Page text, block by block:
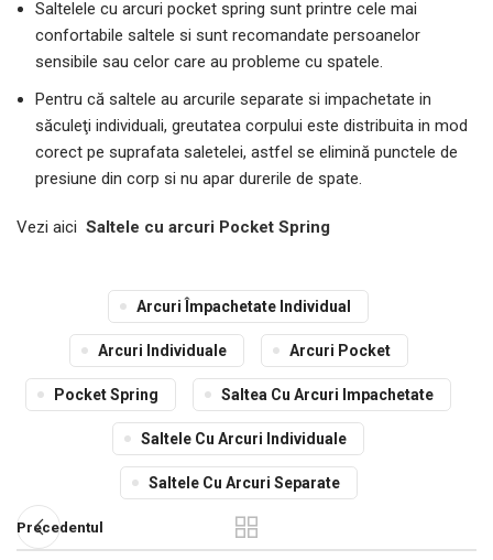
Saltelele cu arcuri pocket spring sunt printre cele mai
confortabile saltele si sunt recomandate persoanelor
sensibile sau celor care au probleme cu spatele.
Pentru că saltele au arcurile separate si impachetate in
săculeţi individuali, greutatea corpului este distribuita in mod
corect pe suprafata saletelei, astfel se elimină punctele de
presiune din corp si nu apar durerile de spate.
Vezi aici Saltele cu arcuri Pocket Spring
Arcuri Împachetate Individual
Arcuri Individuale Arcuri Pocket
Pocket Spring Saltea Cu Arcuri Impachetate
Saltele Cu Arcuri Individuale
Saltele Cu Arcuri Separate
Precedentul